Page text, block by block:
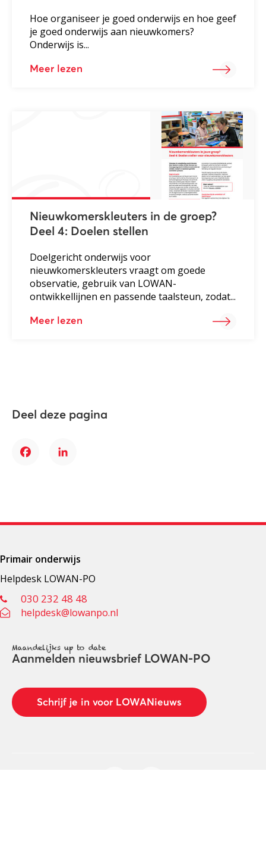
Hoe organiseer je goed onderwijs en hoe geef
je goed onderwijs aan nieuwkomers?
Onderwijs is...
Meer lezen
Nieuwkomerskleuters in de groep?
Deel 4: Doelen stellen
Doelgericht onderwijs voor
nieuwkomerskleuters vraagt om goede
observatie, gebruik van LOWAN-
ontwikkellijnen en passende taalsteun, zodat...
Meer lezen
Deel deze pagina
FacebookLinkedIn
Primair onderwijs
Helpdesk LOWAN-PO
030 232 48 48
helpdesk@lowanpo.nl
Maandelijks up to date
Aanmelden nieuwsbrief LOWAN-PO
Schrijf je in voor LOWANieuws